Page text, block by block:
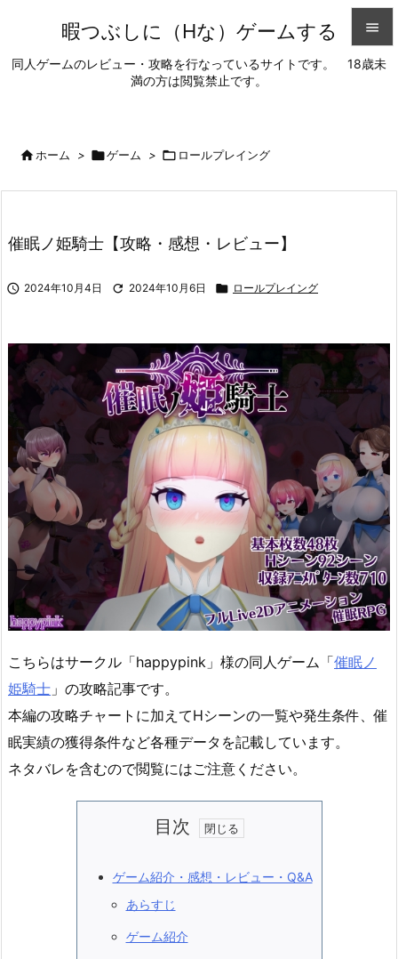
暇つぶしに（Hな）ゲームする
同人ゲームのレビュー・攻略を行なっているサイトです。 18歳未
満の方は閲覧禁止です。


ホーム > ゲーム >  ロールプレイング
催眠ノ姫騎士【攻略・感想・レビュー】
 2024年10月4日  2024年10月6日  ロールプレイング
こちらはサークル「happypink」様の同人ゲーム「催眠ノ
姫騎士 」の攻略記事です。
本編の攻略チャートに加えてHシーンの一覧や発生条件、催
眠実績の獲得条件など各種データを記載しています。
ネタバレを含むので閲覧にはご注意ください。
目次
ゲーム紹介・感想・レビュー・Q&A
あらすじ
ゲーム紹介